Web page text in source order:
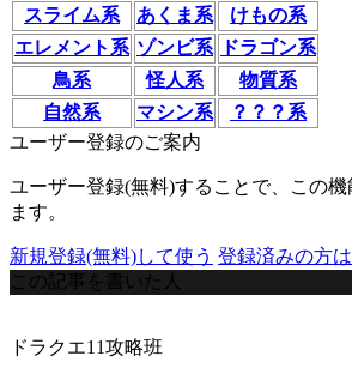
スライム系 あくま系
けもの系
エレメント系 ゾンビ系
ドラゴン系
鳥系
怪人系
物質系
自然系
マシン系
？？？系
ユーザー登録のご案内
ユーザー登録(無料)することで、この
ます。
新規登録(無料)して使う 登録済みの方
この記事を書いた人
ドラクエ11攻略班